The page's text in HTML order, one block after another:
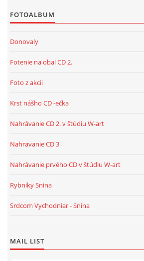
FOTOALBUM
Donovaly
Fotenie na obal CD 2.
Foto z akcii
Krst nášho CD -ečka
Nahrávanie CD 2. v štúdiu W-art
Nahravanie CD 3
Nahrávanie prvého CD v štúdiu W-art
Rybniky Snina
Srdcom Vychodniar - Snina
MAIL LIST